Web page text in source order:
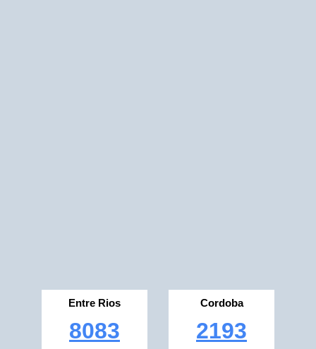
Entre Rios
8083
Cordoba
2193